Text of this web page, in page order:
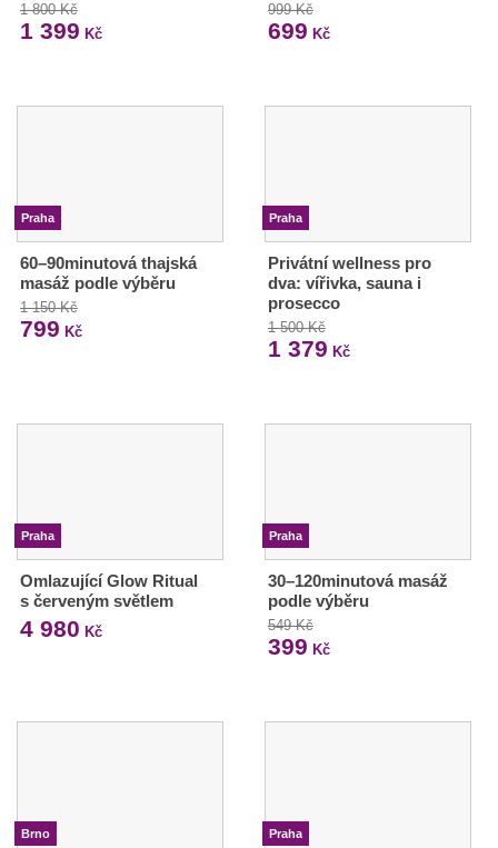
1 800 Kč
1 399 Kč
999 Kč
699 Kč
Praha
60–90minutová thajská
masáž podle výběru
1 150 Kč
799 Kč
Praha
Privátní wellness pro
dva: vířivka, sauna i
prosecco
1 500 Kč
1 379 Kč
Praha
Omlazující Glow Ritual
s červeným světlem
4 980 Kč
Praha
30–120minutová masáž
podle výběru
549 Kč
399 Kč
Brno Praha